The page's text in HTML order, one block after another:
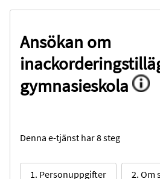
Ansökan om
gymnasieskola
Denna e-tjänst har 8 steg
1. Personuppgifter 2. Om